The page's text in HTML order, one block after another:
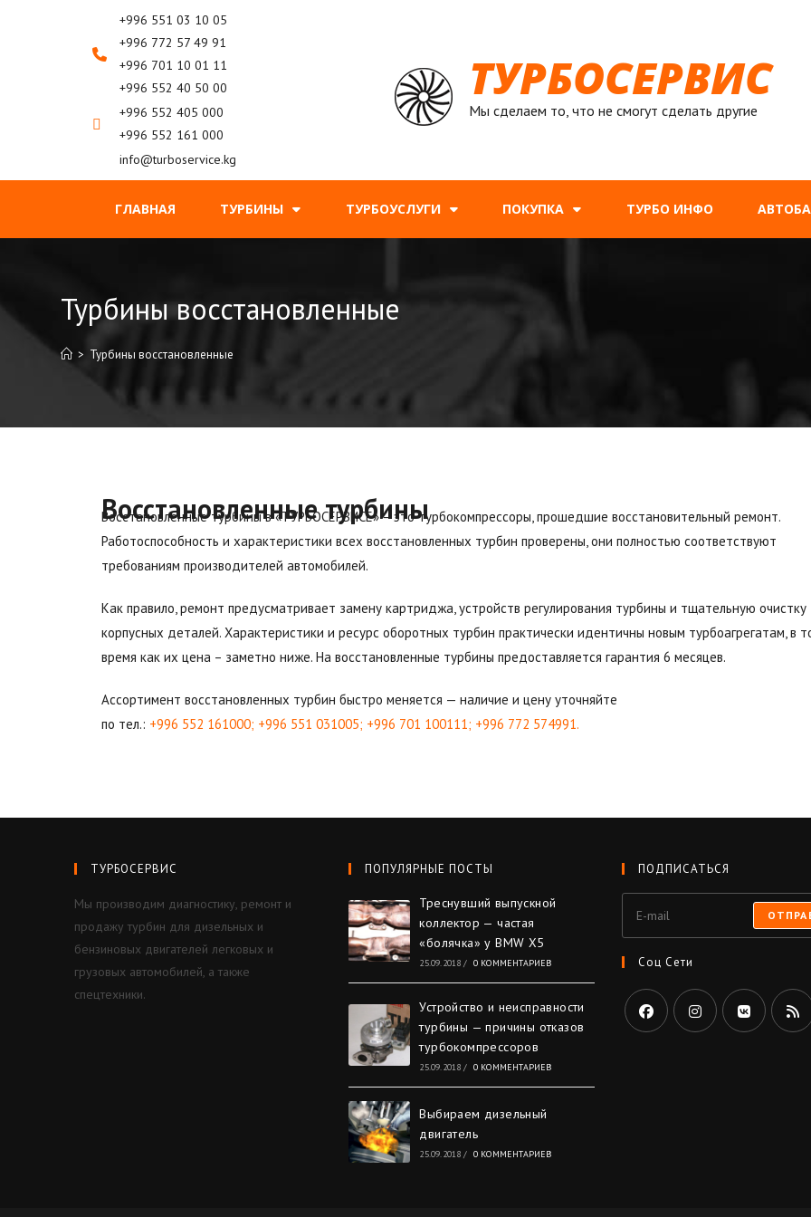
+996 551 03 10 05
+996 772 57 49 91
+996 701 10 01 11
+996 552 40 50 00
+996 552 405 000
+996 552 161 000
info@turboservice.kg
ТУРБОСЕРВИС
Мы сделаем то, что не смогут сделать другие
ГЛАВНАЯ ТУРБИНЫ ТУРБОУСЛУГИ ПОКУПКА ТУРБО ИНФО
Турбины восстановленные
> Турбины восстановленные
Восстановленные турбины
Восстановленные турбины в «ТУРБОСЕРВИСЕ» – это турбокомпрессоры, прошедшие восстановительный ремонт.
Работоспособность и характеристики всех восстановленных турбин проверены, они полностью соответствуют
требованиям производителей автомобилей.
Как правило, ремонт предусматривает замену картриджа, устройств регулирования турбины и тщательную очистку
корпусных деталей. Характеристики и ресурс оборотных турбин практически идентичны новым турбоагрегатам, в
время как их цена – заметно ниже. На восстановленные турбины предоставляется гарантия 6 месяцев.
Ассортимент восстановленных турбин быстро меняется — наличие и цену уточняйте
по тел.: +996 552 161000; +996 551 031005; +996 701 100111; +996 772 574991.
ТУРБОСЕРВИС
Мы производим диагностику, ремонт и
продажу турбин для дизельных и
бензиновых двигателей легковых и
грузовых автомобилей, а также
спецтехники.
ПОПУЛЯРНЫЕ ПОСТЫ
Треснувший выпускной
коллектор — частая
«болячка» у BMW X5
25.09.2018 / 0 КОММЕНТАРИЕВ
Устройство и неисправности
турбины — причины отказов
турбокомпрессоров
25.09.2018 / 0 КОММЕНТАРИЕВ
Выбираем дизельный
двигатель
25.09.2018 / 0 КОММЕНТАРИЕВ
ПОДПИСАТЬСЯ
Соц Сети